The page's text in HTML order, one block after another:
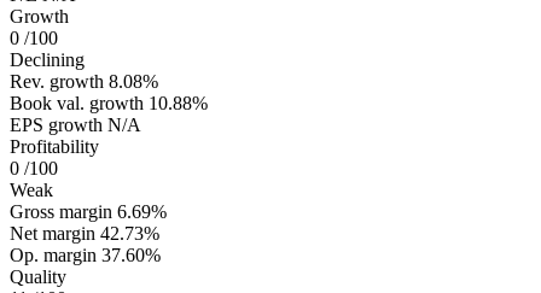
Growth
0 /100
Declining
Rev. growth 8.08%
Book val. growth 10.88%
EPS growth N/A
Profitability
0 /100
Weak
Gross margin 6.69%
Net margin 42.73%
Op. margin 37.60%
Quality